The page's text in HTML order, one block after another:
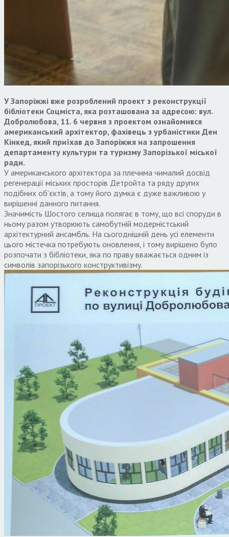
У Запоріжжі вже розроблений проект з реконструкції
бібліотеки Соцміста, яка розташована за адресою: вул.
Добролюбова, 11. 6 червня з проектом ознайомився
американський архітектор, фахівець з урбаністики Ден
Кінкед, який приїхав до Запоріжжя на запрошення
департаменту культури та туризму Запорізької міської
ради.
У американського архітектора за плечима чималий досвід
регенерації міських просторів Детройта та ряду других
подібних об’єктів, а тому його думка є дуже важливою у
вирішенні данного питання.
Значимість Шостого селища полягає в тому, що всі споруди в
ньому разом утворюють самобутній модерністський
архітектурний ансамбль. На сьогоднішній день усі елементи
цього містечка потребують оновлення, і тому вирішено було
розпочати з бібліотеки, яка по праву вважається одним із
символів запорізького конструктивізму.